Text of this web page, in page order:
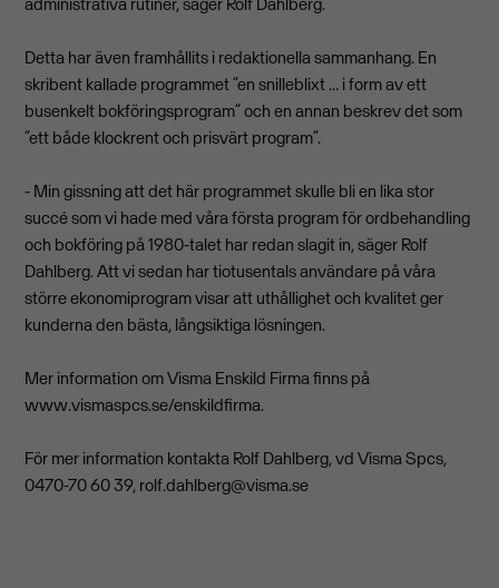
Detta har även framhållits i redaktionella sammanhang. En
skribent kallade programmet ”en snilleblixt … i form av ett
busenkelt bokföringsprogram” och en annan beskrev det som
”ett både klockrent och prisvärt program”.
- Min gissning att det här programmet skulle bli en lika stor
succé som vi hade med våra första program för ordbehandling
och bokföring på 1980-talet har redan slagit in, säger Rolf
Dahlberg. Att vi sedan har tiotusentals användare på våra
större ekonomiprogram visar att uthållighet och kvalitet ger
kunderna den bästa, långsiktiga lösningen.
Mer information om Visma Enskild Firma finns på
www.vismaspcs.se/enskildfirma.
För mer information kontakta Rolf Dahlberg, vd Visma Spcs,
0470-70 60 39, rolf.dahlberg@visma.se